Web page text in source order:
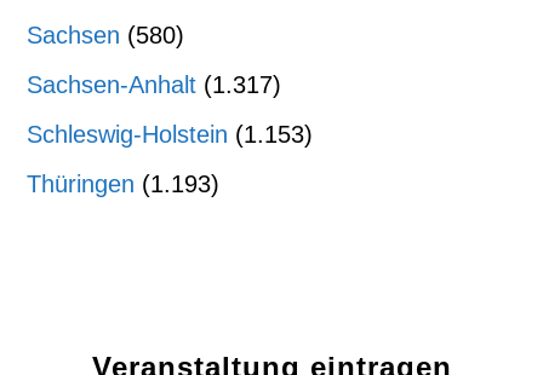
Sachsen (580)
Sachsen-Anhalt (1.317)
Schleswig-Holstein (1.153)
Thüringen (1.193)
Veranstaltung eintragen